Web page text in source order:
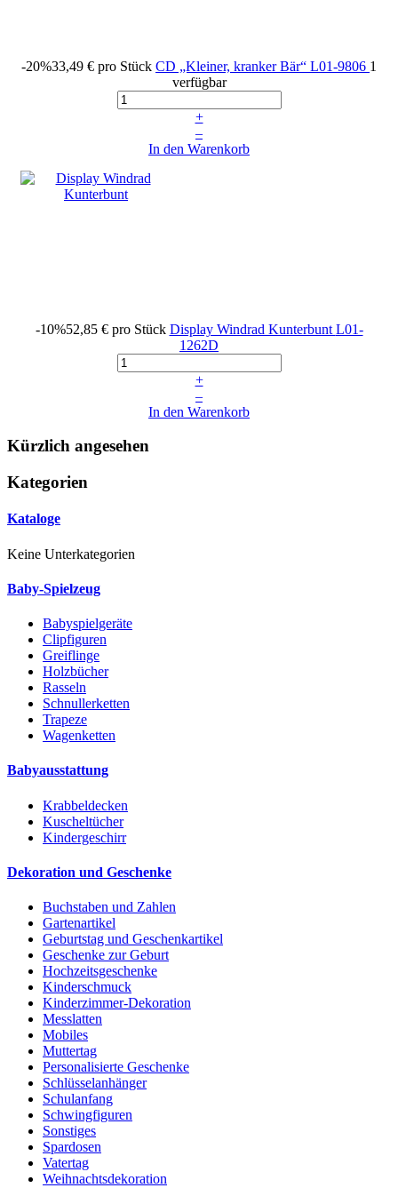
-20%33,49 € pro Stück CD „Kleiner, kranker Bär“ L01-9806 1
verfügbar
+
–
In den Warenkorb
-10%52,85 € pro Stück Display Windrad Kunterbunt L01-
1262D
+
–
In den Warenkorb
Kürzlich angesehen
Kategorien
Kataloge
Keine Unterkategorien
Baby-Spielzeug
Babyspielgeräte
Clipfiguren
Greiflinge
Holzbücher
Rasseln
Schnullerketten
Trapeze
Wagenketten
Babyausstattung
Krabbeldecken
Kuscheltücher
Kindergeschirr
Dekoration und Geschenke
Buchstaben und Zahlen
Gartenartikel
Geburtstag und Geschenkartikel
Geschenke zur Geburt
Hochzeitsgeschenke
Kinderschmuck
Kinderzimmer-Dekoration
Messlatten
Mobiles
Muttertag
Personalisierte Geschenke
Schlüsselanhänger
Schulanfang
Schwingfiguren
Sonstiges
Spardosen
Vatertag
Weihnachtsdekoration